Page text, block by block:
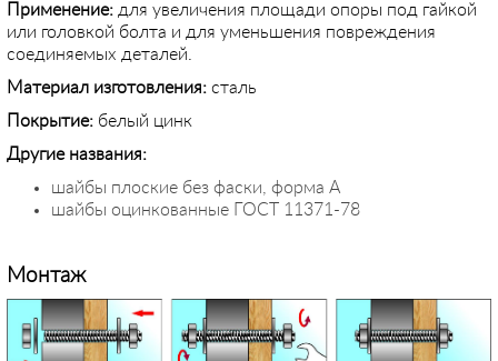
Применение: для увеличения площади опоры под гайкой
или головкой болта и для уменьшения повреждения
соединяемых деталей.
Материал изготовления: сталь
Покрытие: белый цинк
Другие названия:
шайбы плоские без фаски, форма А
шайбы оцинкованные ГОСТ 11371-78
Монтаж